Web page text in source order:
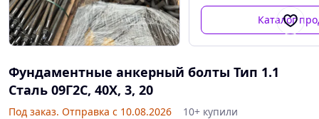
Каталог
Фундаментные анкерный болты Тип 1.1
Сталь 09Г2С, 40Х, 3, 20
Под заказ. Отправка с 10.08.2026 10+ купили